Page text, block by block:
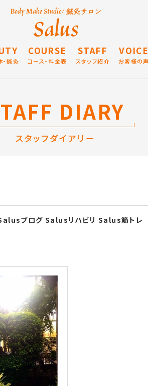
鍼灸
COURSE
コース・料金表
STAFF
スタッフ紹介
VOICE
お客様の声
DIARY
スタッフダイアリー
ブログ Salusリハビリ Salus筋トレ